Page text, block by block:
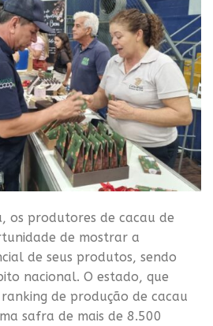
os produtores de cacau de
de mostrar a
de seus produtos, sendo
nacional. O estado, que
de produção de cacau
safra de mais de 8.500